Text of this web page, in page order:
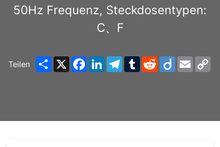
50Hz Frequenz, Steckdosentypen:
C、F
Teilen ShareX Facebook
LinkedInTelegram
TumblrRedditDiigo Email